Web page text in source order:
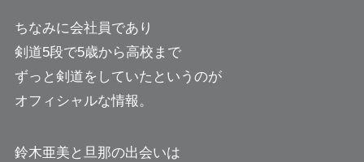
ちなみに会社員であり
剣道5段で5歳から高校まで
ずっと剣道をしていたというのが
オフィシャルな情報。
鈴木亜美と旦那の出会いは